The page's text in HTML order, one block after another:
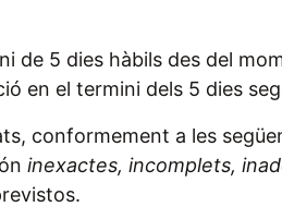
5 dies hàbils des del
en el termini dels 5 dies
conformement a les
inexactes, incomplets,